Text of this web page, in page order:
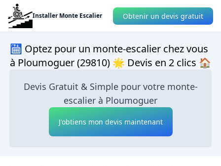
Installer Monte Escalier Obtenir un devis gratuit
🛗 Optez pour un monte-escalier chez vous
à Ploumoguer (29810) 🌟 Devis en 2 clics 🏠
Devis Gratuit & Simple pour votre monte-
escalier à Ploumoguer
J'obtiens mon devis maintenant